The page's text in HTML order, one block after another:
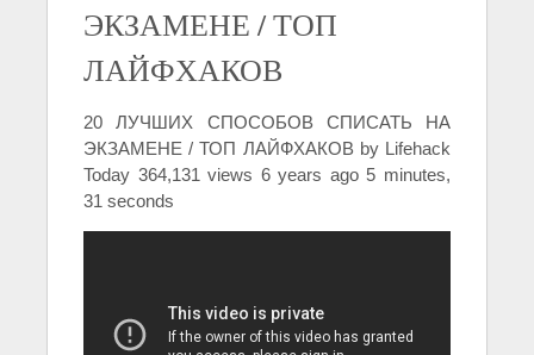
ЭКЗАМЕНЕ / ТОП
ЛАЙФХАКОВ
20 ЛУЧШИХ СПОСОБОВ СПИСАТЬ НА
ЭКЗАМЕНЕ / ТОП ЛАЙФХАКОВ by Lifehack
Today 364,131 views 6 years ago 5 minutes,
31 seconds